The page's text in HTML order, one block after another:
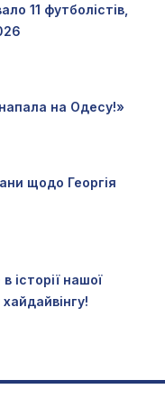
11 футболістів,
на Одесу!»
щодо Георгія
історії нашої